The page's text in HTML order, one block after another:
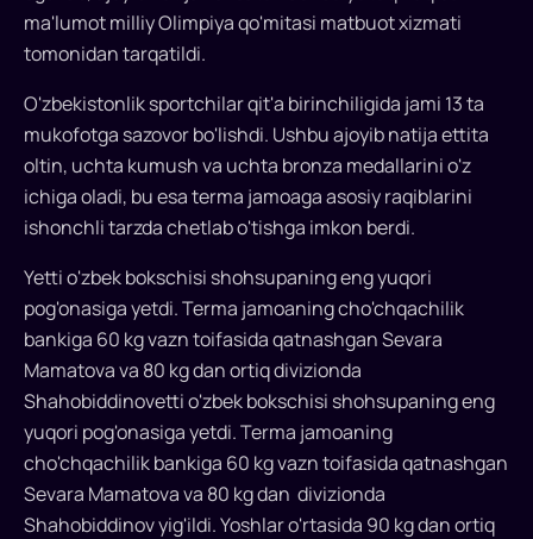
u-
19
terma
jamoasi
Tailandda
bo'lib
o'tgan
Osiyo
chempionatida
13
medalni
qo'lga
kiritdi
ma'lumot milliy Olimpiya qo'mitasi matbuot xizmati
tomonidan tarqatildi.
O'zbekistonlik sportchilar qit'a birinchiligida jami 13 ta
mukofotga sazovor bo'lishdi. Ushbu ajoyib natija ettita
oltin, uchta kumush va uchta bronza medallarini o'z
ichiga oladi, bu esa terma jamoaga asosiy raqiblarini
ishonchli tarzda chetlab o'tishga imkon berdi.
Yetti o'zbek bokschisi shohsupaning eng yuqori
pog'onasiga yetdi. Terma jamoaning cho'chqachilik
bankiga 60 kg vazn toifasida qatnashgan Sevara
Mamatova va 80 kg dan ortiq divizionda
Shahobiddinovetti o'zbek bokschisi shohsupaning eng
yuqori pog'onasiga yetdi. Terma jamoaning
cho'chqachilik bankiga 60 kg vazn toifasida qatnashgan
Sevara Mamatova va 80 kg dan divizionda
Shahobiddinov yig'ildi. Yoshlar o'rtasida 90 kg dan ortiq